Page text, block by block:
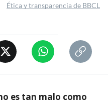
Ética y transparencia de BBCL
es tan malo como